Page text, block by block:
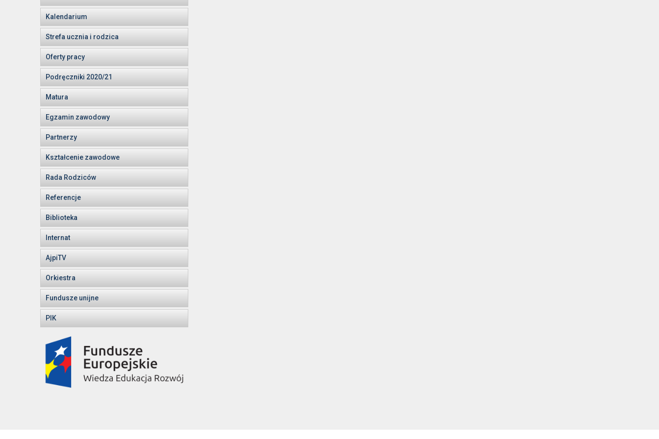
Kalendarium
Strefa ucznia i rodzica
Oferty pracy
Podręczniki 2020/21
Matura
Egzamin zawodowy
Partnerzy
Kształcenie zawodowe
Rada Rodziców
Referencje
Biblioteka
Internat
AjpiTV
Orkiestra
Fundusze unijne
PIK